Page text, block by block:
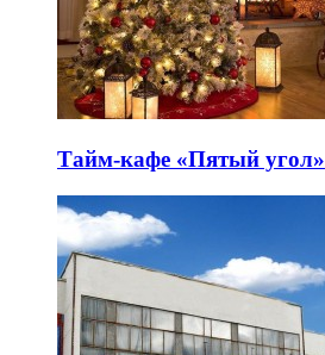
Тайм-кафе «Пятый угол»